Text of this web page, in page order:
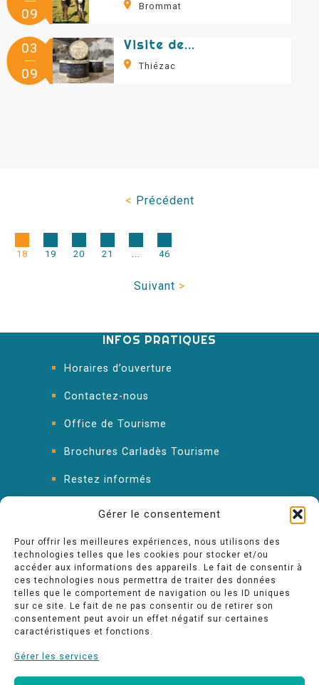
Gérer le consentement
Pour offrir les meilleures expériences, nous utilisons des
technologies telles que les cookies pour stocker et/ou
accéder aux informations des appareils. Le fait de consentir à
ces technologies nous permettra de traiter des données
telles que le comportement de navigation ou les ID uniques
sur ce site. Le fait de ne pas consentir ou de retirer son
consentement peut avoir un effet négatif sur certaines
caractéristiques et fonctions.
Gérer les services
09
Brommat
03
09
Visite des caves d'affinage Marie Séverac
Thiézac
< Précédent
18 19 20 21 ... 46
Suivant >
INFOS PRATIQUES
Horaires d’ouverture
Contactez-nous
Office de Tourisme
Brochures Carladès Tourisme
Restez informés
FAQ : les réponses à vos questions